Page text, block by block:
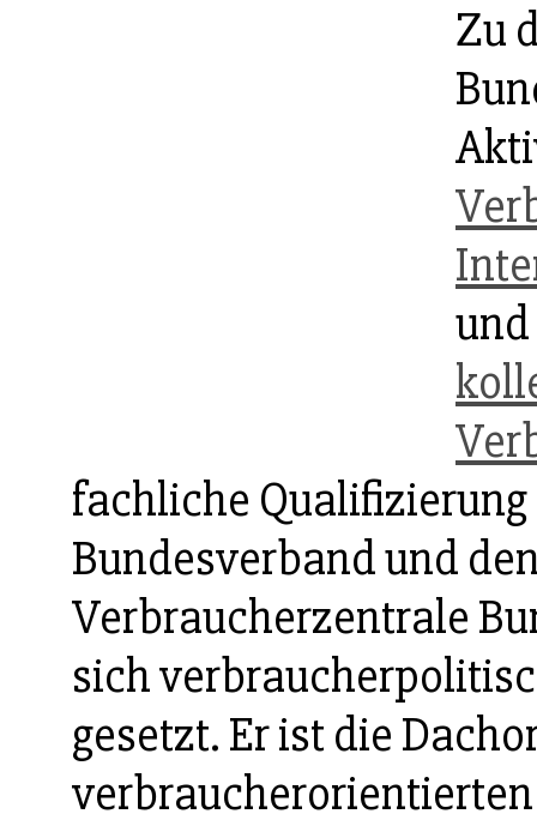
Zu
fachliche
Bundesverband und
Verbraucherzentrale
sich
gesetzt. Er ist die